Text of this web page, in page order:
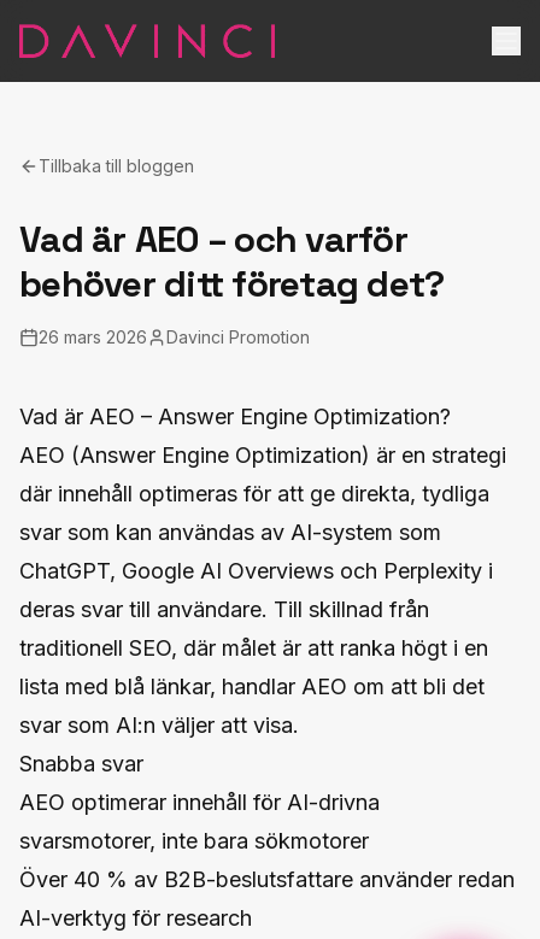
Tillbaka till bloggen
Vad är AEO – och varför
behöver ditt företag det?
26 mars 2026 Davinci Promotion
Vad är AEO – Answer Engine Optimization?
AEO (Answer Engine Optimization) är en strategi
där innehåll optimeras för att ge direkta, tydliga
svar som kan användas av AI-system som
ChatGPT, Google AI Overviews och Perplexity i
deras svar till användare. Till skillnad från
traditionell SEO, där målet är att ranka högt i en
lista med blå länkar, handlar AEO om att bli det
svar som AI:n väljer att visa.
Snabba svar
AEO optimerar innehåll för AI-drivna
svarsmotorer, inte bara sökmotorer
Över 40 % av B2B-beslutsfattare använder redan
AI-verktyg för research